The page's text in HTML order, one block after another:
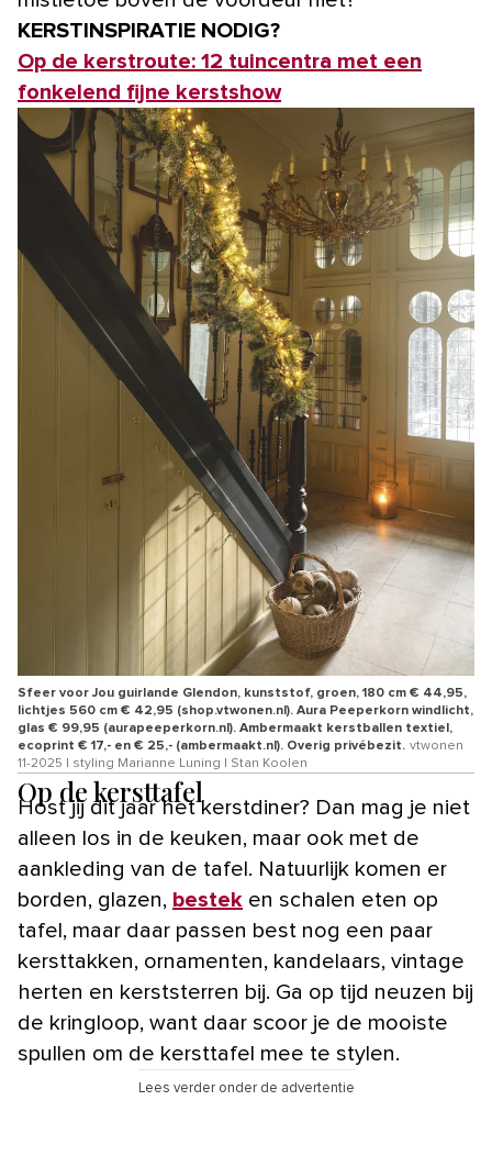
KERSTINSPIRATIE NODIG?
Op de kerstroute: 12 tuincentra met een
fonkelend fijne kerstshow
Sfeer voor Jou guirlande Glendon, kunststof, groen, 180 cm € 44,95,
lichtjes 560 cm € 42,95 (shop.vtwonen.nl). Aura Peeperkorn windlicht,
glas € 99,95 (aurapeeperkorn.nl). Ambermaakt kerstballen textiel,
ecoprint € 17,- en € 25,- (ambermaakt.nl). Overig privébezit. vtwonen
11-2025 | styling Marianne Luning | Stan Koolen
Op de kersttafel
Host jij dit jaar het kerstdiner? Dan mag je niet
alleen los in de keuken, maar ook met de
aankleding van de tafel. Natuurlijk komen er
borden, glazen, bestek en schalen eten op
tafel, maar daar passen best nog een paar
kersttakken, ornamenten, kandelaars, vintage
herten en kerststerren bij. Ga op tijd neuzen bij
de kringloop, want daar scoor je de mooiste
spullen om de kersttafel mee te stylen.
Lees verder onder de advertentie